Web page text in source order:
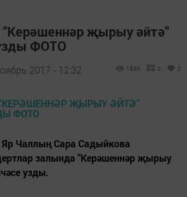
җырыу әйтә"
ФОТО
2017 - 12:32 1866 0 0
Яр Чаллың Сара Садыйкова
залында "Керәшеннәр җырыу
узды.